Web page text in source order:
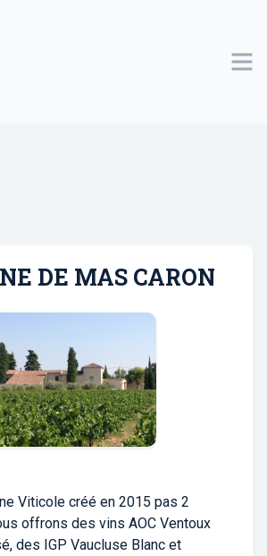
DE MAS CARON
Viticole créé en 2015 pas 2
offrons des vins AOC Ventoux
des IGP Vaucluse Blanc et